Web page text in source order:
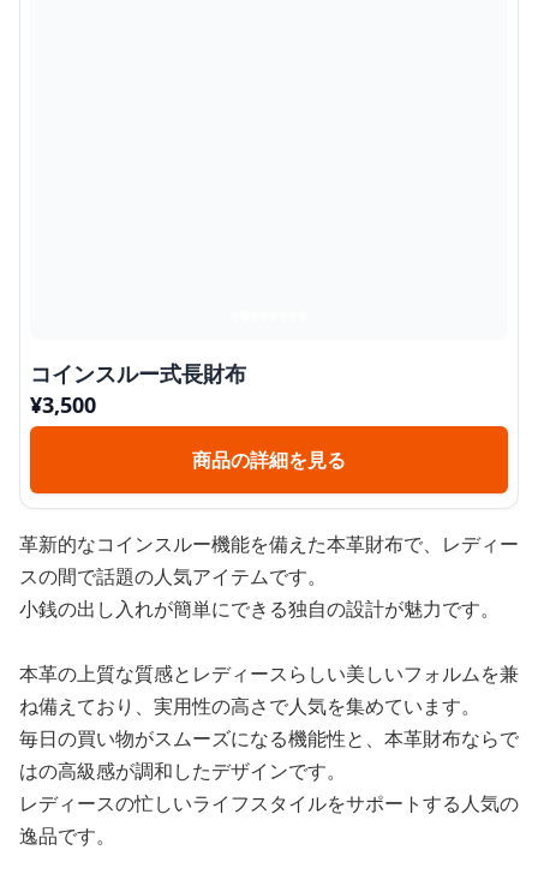
コインスルー式長財布
¥3,500
商品の詳細を見る
革新的なコインスルー機能を備えた本革財布で、レディー
スの間で話題の人気アイテムです。
小銭の出し入れが簡単にできる独自の設計が魅力です。
本革の上質な質感とレディースらしい美しいフォルムを兼
ね備えており、実用性の高さで人気を集めています。
毎日の買い物がスムーズになる機能性と、本革財布ならで
はの高級感が調和したデザインです。
レディースの忙しいライフスタイルをサポートする人気の
逸品です。